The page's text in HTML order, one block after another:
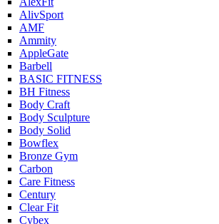
AlivSport
AMF
Ammity
AppleGate
Barbell
BASIC FITNESS
BH Fitness
Body Craft
Body Sculpture
Body Solid
Bowflex
Bronze Gym
Carbon
Care Fitness
Century
Clear Fit
Cybex